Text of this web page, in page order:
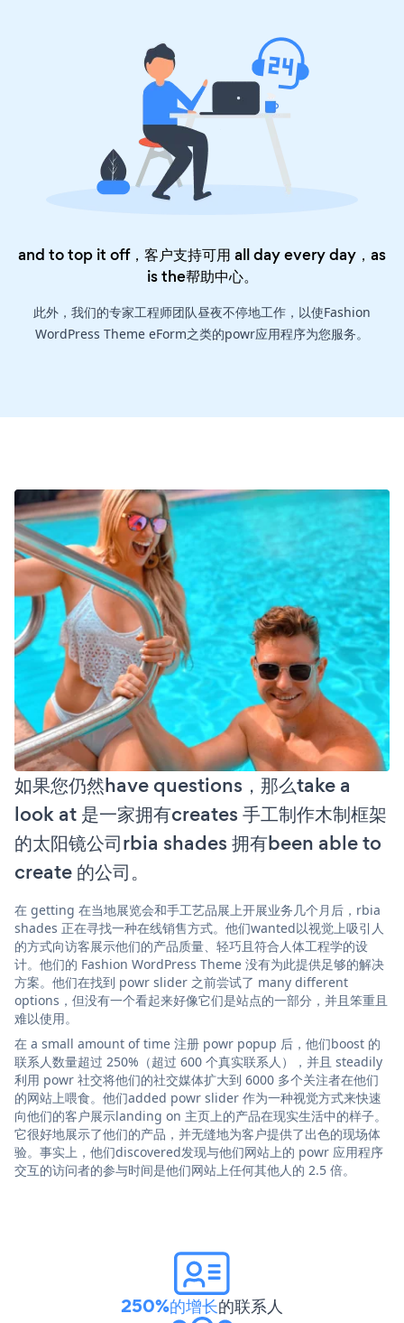
and to top it off，客户支持可用 all day every day，as
is the帮助中心。
此外，我们的专家工程师团队昼夜不停地工作，以使Fashion
WordPress Theme eForm之类的powr应用程序为您服务。
如果您仍然have questions，那么take a
look at 是一家拥有creates 手工制作木制框架
的太阳镜公司rbia shades 拥有been able to
create 的公司。
在 getting 在当地展览会和手工艺品展上开展业务几个月后，rbia
shades 正在寻找一种在线销售方式。他们wanted以视觉上吸引人
的方式向访客展示他们的产品质量、轻巧且符合人体工程学的设
计。他们的 Fashion WordPress Theme 没有为此提供足够的解决
方案。他们在找到 powr slider 之前尝试了 many different
options，但没有一个看起来好像它们是站点的一部分，并且笨重且
难以使用。
在 a small amount of time 注册 powr popup 后，他们boost 的
联系人数量超过 250%（超过 600 个真实联系人），并且 steadily
利用 powr 社交将他们的社交媒体扩大到 6000 多个关注者在他们
的网站上喂食。他们added powr slider 作为一种视觉方式来快速
向他们的客户展示landing on 主页上的产品在现实生活中的样子。
它很好地展示了他们的产品，并无缝地为客户提供了出色的现场体
验。事实上，他们discovered发现与他们网站上的 powr 应用程序
交互的访问者的参与时间是他们网站上任何其他人的 2.5 倍。
250%的增长的联系人